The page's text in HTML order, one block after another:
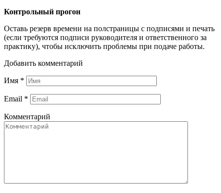
Контрольный прогон
Оставь резерв времени на полстраницы с подписями и печать
(если требуются подписи руководителя и ответственного за
практику), чтобы исключить проблемы при подаче работы.
Добавить комментарий
Имя *
Email *
Комментарий